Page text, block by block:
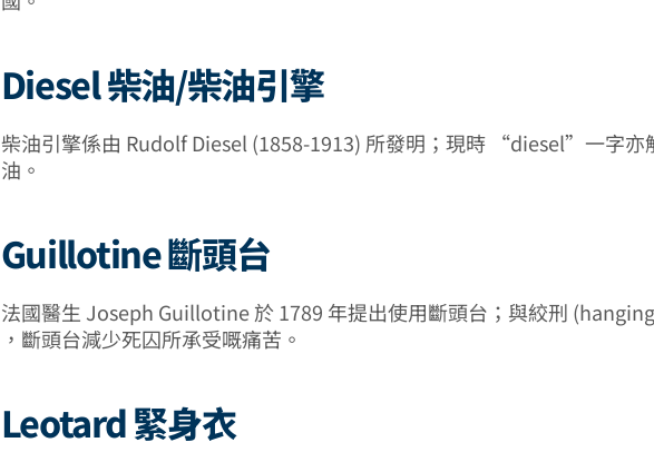
Diesel 柴油/柴油引擎
柴油引擎係由 Rudolf Diesel (1858-1913) 所發明；現時 “diesel”一字亦
油。
Guillotine 斷頭台
法國醫生 Joseph Guillotine 於 1789 年提出使用斷頭台；與絞刑
，斷頭台減少死囚所承受嘅痛苦。
Leotard 緊身衣